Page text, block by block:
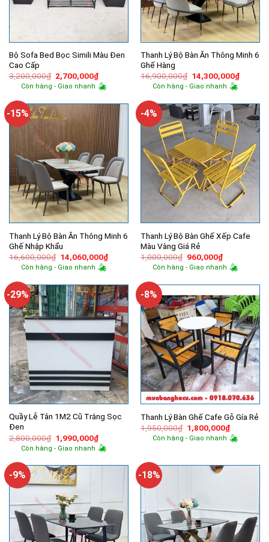
Bộ Sofa Bed Bọc Simili Màu Đen
Cao Cấp
3,200,000₫ Giá
gốc
là:
2,700,000₫Giá
hiện
tại
2,700,000₫.
Còn hàng - Giao nhanh
Thanh Lý Bộ Bàn Ăn Thông Minh 6
Ghế Hàng
16,900,000₫ Giá
gốc
là:
14,300,000₫Giá
hiện
Còn hàng - Giao nhanh
-15%
Thanh Lý Bộ Bàn Ăn Thông Minh 6
Ghế Nhập Khẩu
16,600,000₫ Giá
gốc
là:
14,060,000₫Giá
hiện
14,060,000₫.
Còn hàng - Giao nhanh
-4%
Thanh Lý Bộ Bàn Ghế Xếp Cafe
Màu Vàng Giá Rẻ
1,000,000₫ Giá
gốc
là:
960,000₫Giá
hiện
tại
960,000₫.
Còn hàng - Giao nhanh
-29%
Quầy Lễ Tân 1M2 Cũ Trắng Sọc
Đen
2,800,000₫ Giá
gốc
là:
1,990,000₫Giá
hiện
tại
1,990,000₫.
Còn hàng - Giao nhanh
-8%
Thanh Lý Bàn Ghế Cafe Gỗ Gía Rẻ
1,950,000₫ Giá
gốc
là:
1,800,000₫Giá
hiện
tại
Còn hàng - Giao nhanh
-9% -18%